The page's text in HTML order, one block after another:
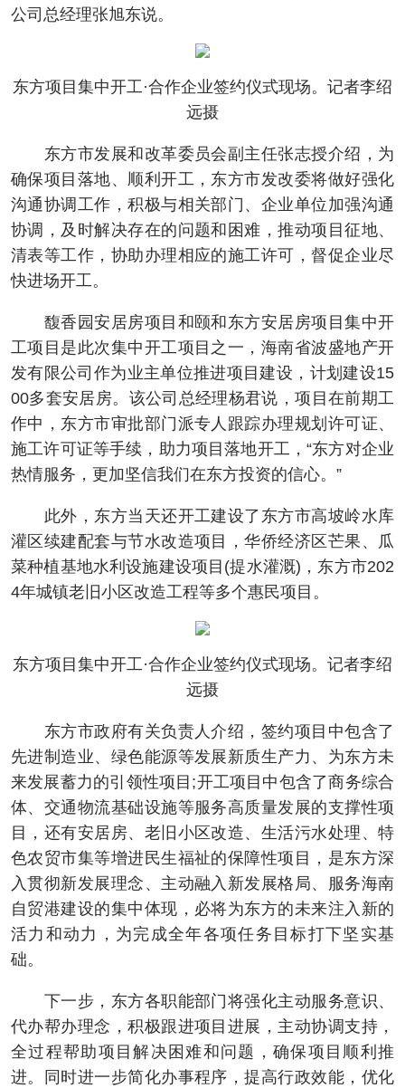
公司总经理张旭东说。
东方项目集中开工·合作企业签约仪式现场。记者李绍
远摄
东方市发展和改革委员会副主任张志授介绍，为
确保项目落地、顺利开工，东方市发改委将做好强化
沟通协调工作，积极与相关部门、企业单位加强沟通
协调，及时解决存在的问题和困难，推动项目征地、
清表等工作，协助办理相应的施工许可，督促企业尽
快进场开工。
馥香园安居房项目和颐和东方安居房项目集中开
工项目是此次集中开工项目之一，海南省波盛地产开
发有限公司作为业主单位推进项目建设，计划建设15
00多套安居房。该公司总经理杨君说，项目在前期工
作中，东方市审批部门派专人跟踪办理规划许可证、
施工许可证等手续，助力项目落地开工，“东方对企业
热情服务，更加坚信我们在东方投资的信心。”
此外，东方当天还开工建设了东方市高坡岭水库
灌区续建配套与节水改造项目，华侨经济区芒果、瓜
菜种植基地水利设施建设项目(提水灌溉)，东方市202
4年城镇老旧小区改造工程等多个惠民项目。
东方项目集中开工·合作企业签约仪式现场。记者李绍
远摄
东方市政府有关负责人介绍，签约项目中包含了
先进制造业、绿色能源等发展新质生产力、为东方未
来发展蓄力的引领性项目;开工项目中包含了商务综合
体、交通物流基础设施等服务高质量发展的支撑性项
目，还有安居房、老旧小区改造、生活污水处理、特
色农贸市集等增进民生福祉的保障性项目，是东方深
入贯彻新发展理念、主动融入新发展格局、服务海南
自贸港建设的集中体现，必将为东方的未来注入新的
活力和动力，为完成全年各项任务目标打下坚实基
础。
下一步，东方各职能部门将强化主动服务意识、
代办帮办理念，积极跟进项目进展，主动协调支持，
全过程帮助项目解决困难和问题，确保项目顺利推
进。同时进一步简化办事程序，提高行政效能，优化